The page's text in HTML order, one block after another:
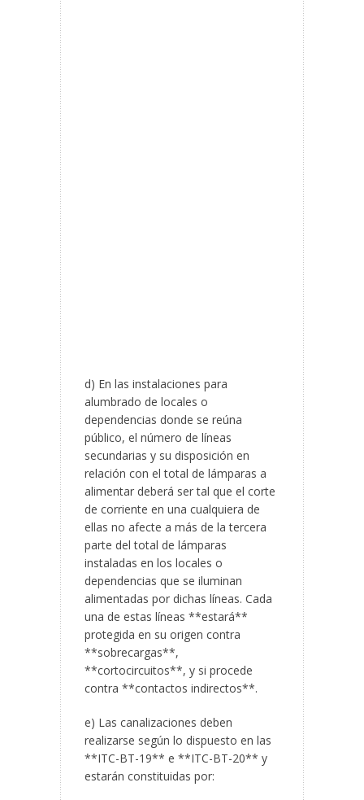
d) En las instalaciones para
alumbrado de locales o
dependencias donde se reúna
público, el número de líneas
secundarias y su disposición en
relación con el total de lámparas a
alimentar deberá ser tal que el corte
de corriente en una cualquiera de
ellas no afecte a más de la tercera
parte del total de lámparas
instaladas en los locales o
dependencias que se iluminan
alimentadas por dichas líneas. Cada
una de estas líneas **estará**
protegida en su origen contra
**sobrecargas**,
**cortocircuitos**, y si procede
contra **contactos indirectos**.
e) Las canalizaciones deben
realizarse según lo dispuesto en las
**ITC-BT-19** e **ITC-BT-20** y
estarán constituidas por: